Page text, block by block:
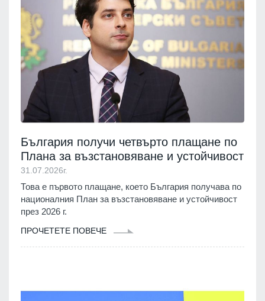
България получи четвърто плащане по
Плана за възстановяване и устойчивост
31.07.2026г.
Това е първото плащане, което България получава по
националния План за възстановяване и устойчивост
през 2026 г.
ПРОЧЕТЕТЕ ПОВЕЧЕ